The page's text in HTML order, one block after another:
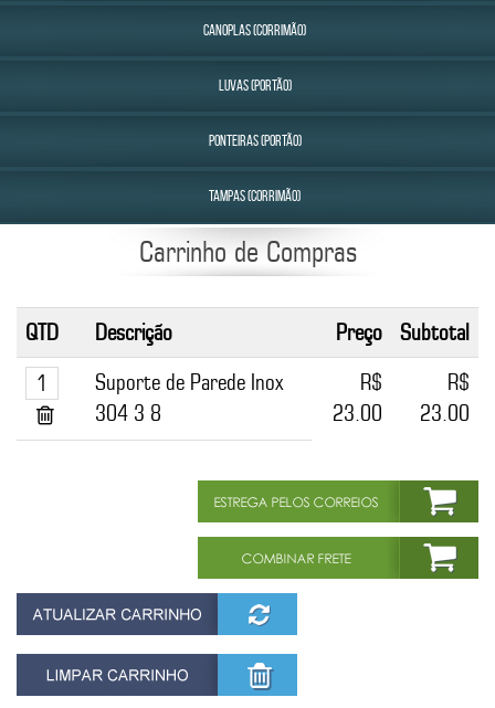
CANOPLAS (CORRIMÃO)
LUVAS (PORTÃO)
PONTEIRAS (PORTÃO)
TAMPAS (CORRIMÃO)
Carrinho de Compras
QTD Descrição Preço
Subtotal
Suporte de Parede Inox
304 3 8
R$
23.00
R$
23.00